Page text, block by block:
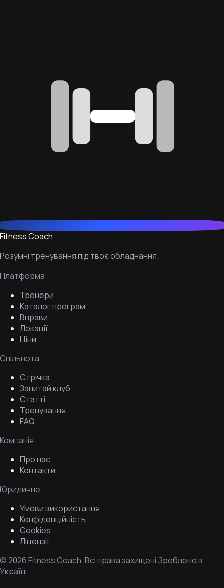
Fitness Coach
Розумні тренування під твоє обладнання.
Платформа
Тренери
Каталог програм
Вправи
Локації
Ціни
Спільнота
Стрічка
Запитай клуб
Статті
Тренування
FAQ
Компанія
Про нас
Контакти
Юридичне
Умови використання
Конфіденційність
Cookies
Ліцензії
©2026Fitness Coach.Всі права захищені.Зроблено в
Україні